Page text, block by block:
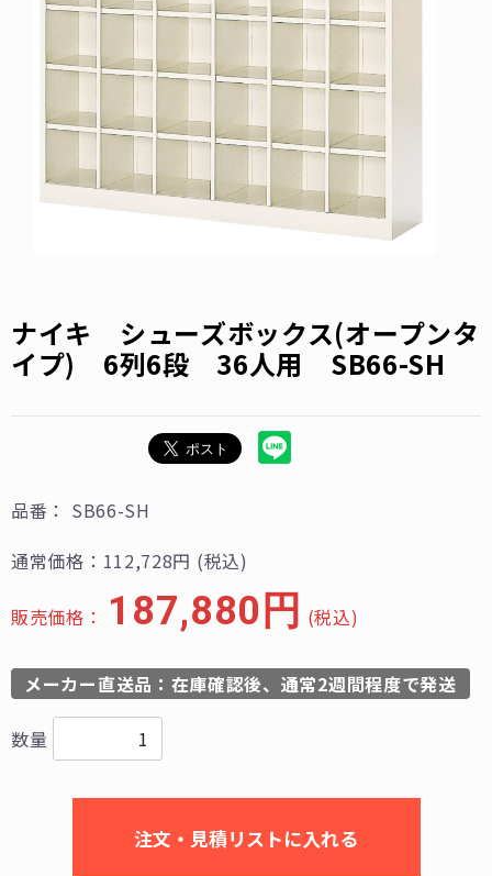
ナイキ シューズボックス(オープンタ
イプ) 6列6段 36人用 SB66-SH
品番： SB66-SH
通常価格：112,728円 (税込)
販売価格： 187,880円 (税込)
メーカー直送品：在庫確認後、通常2週間程度で発送
数量
注文・見積リストに入れる